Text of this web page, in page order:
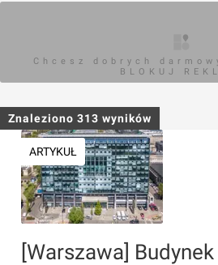
Chcesz dobrych
BLOKUJ
Znaleziono 313 wyników
ARTYKUŁ